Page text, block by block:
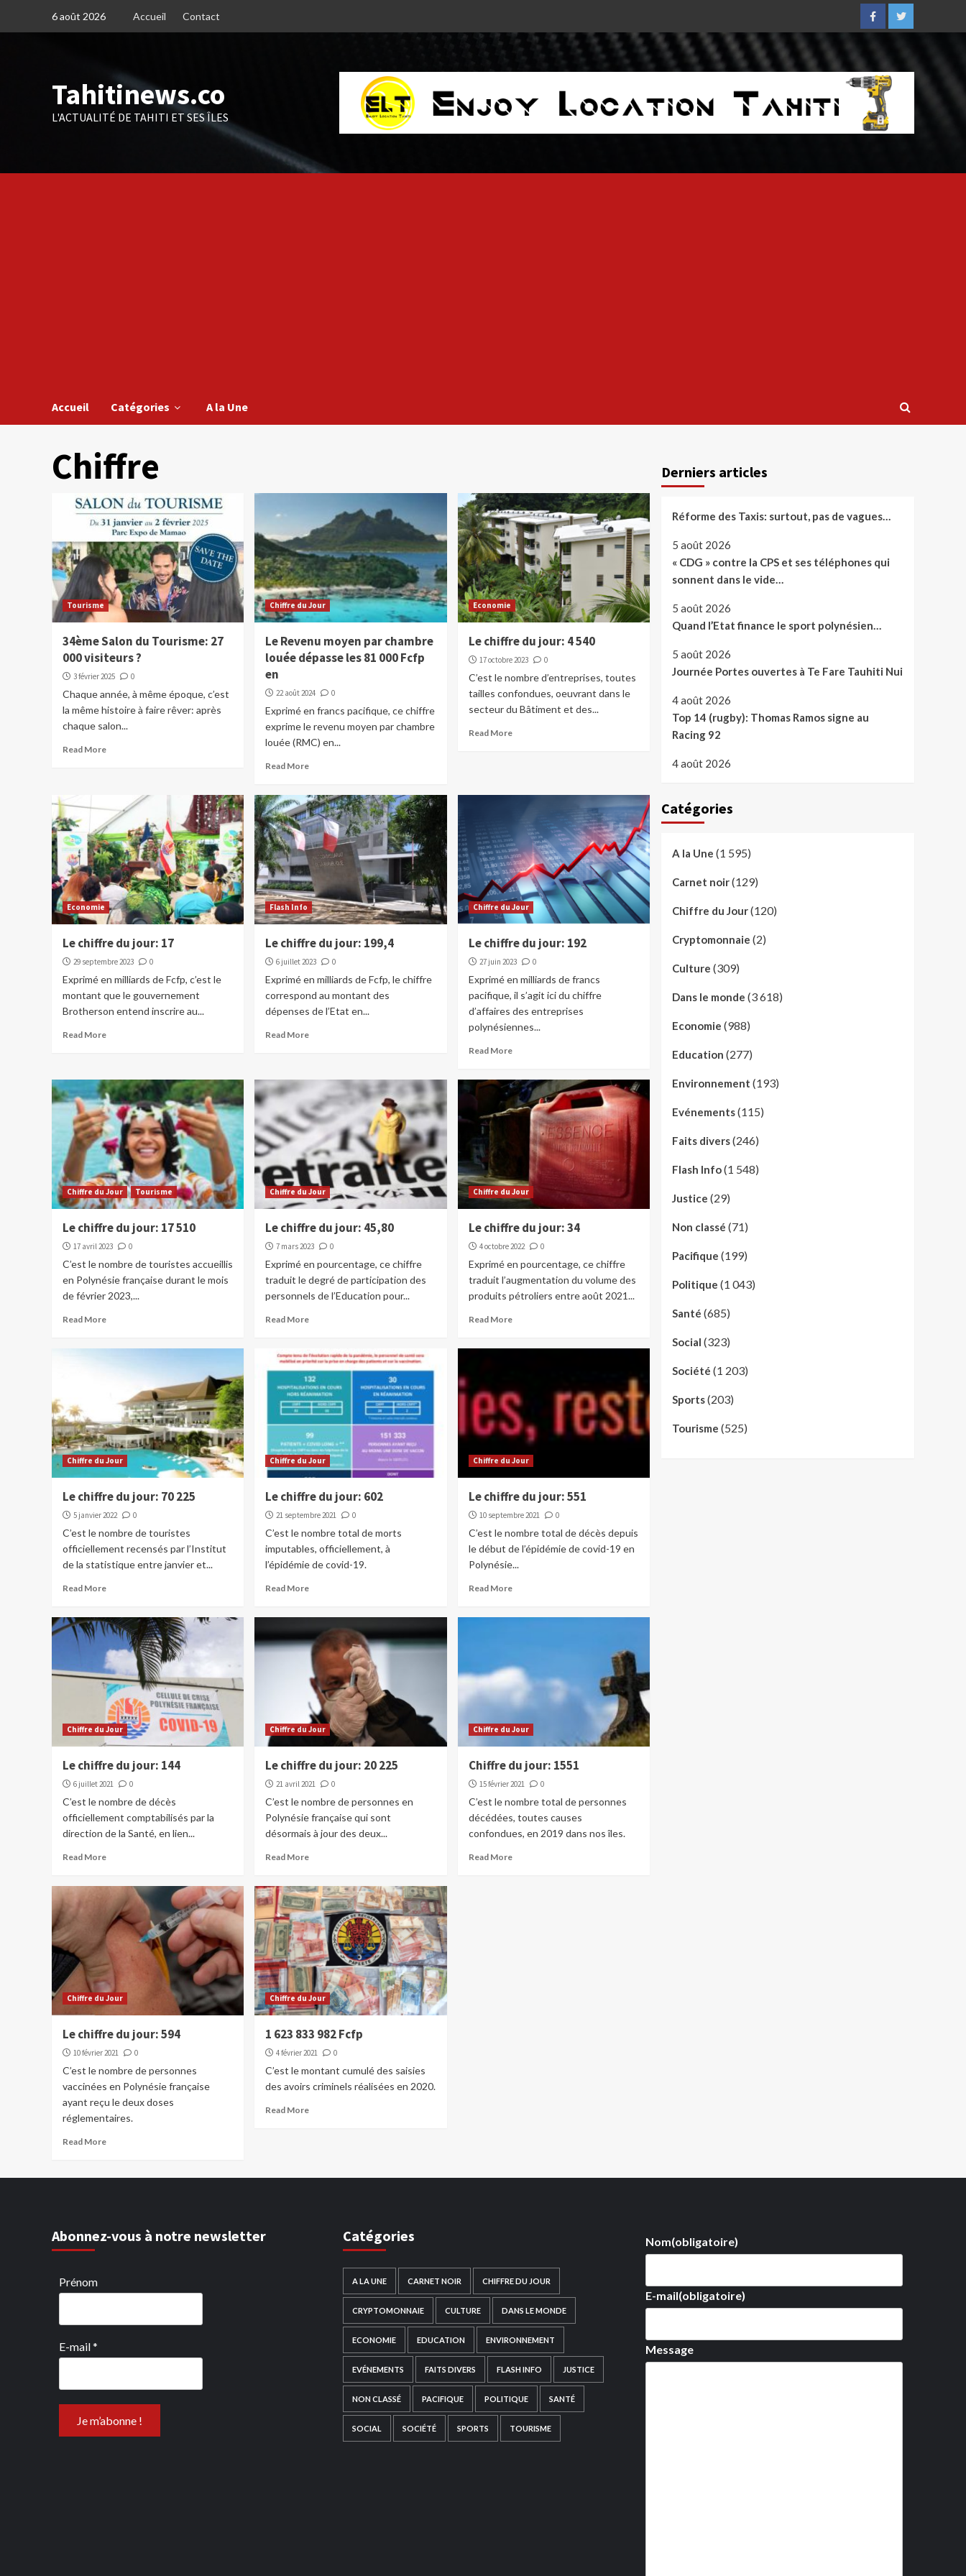
6 août 2026 Accueil Contact
FacebookTwitter
Tahitinews.co
L'ACTUALITÉ DE TAHITI ET SES ÎLES
Accueil Catégories A la Une
Chiffre
Tourisme
34ème Salon du Tourisme: 27
000 visiteurs ?
3 février 2025 0
Chaque année, à même époque, c’est
la même histoire à faire rêver: après
chaque salon...
Read More
Chiffre du Jour
Le Revenu moyen par chambre
louée dépasse les 81 000 Fcfp
en
22 août 2024 0
Exprimé en francs pacifique, ce chiffre
exprime le revenu moyen par chambre
louée (RMC) en...
Read More
Economie
Le chiffre du jour: 4 540
17 octobre 2023 0
C’est le nombre d’entreprises, toutes
tailles confondues, oeuvrant dans le
secteur du Bâtiment et des...
Read More
Economie
Le chiffre du jour: 17
29 septembre 2023 0
Exprimé en milliards de Fcfp, c’est le
montant que le gouvernement
Brotherson entend inscrire au...
Read More
Flash Info
Le chiffre du jour: 199,4
6 juillet 2023 0
Exprimé en milliards de Fcfp, le chiffre
correspond au montant des
dépenses de l’Etat en...
Read More
Chiffre du Jour
Le chiffre du jour: 192
27 juin 2023 0
Exprimé en milliards de francs
pacifique, il s’agit ici du chiffre
d’affaires des entreprises
polynésiennes...
Read More
Chiffre du Jour Tourisme
Le chiffre du jour: 17 510
17 avril 2023 0
C’est le nombre de touristes accueillis
en Polynésie française durant le mois
de février 2023,...
Read More
Chiffre du Jour
Le chiffre du jour: 45,80
7 mars 2023 0
Exprimé en pourcentage, ce chiffre
traduit le degré de participation des
personnels de l’Education pour...
Read More
Chiffre du Jour
Le chiffre du jour: 34
4 octobre 2022 0
Exprimé en pourcentage, ce chiffre
traduit l’augmentation du volume des
produits pétroliers entre août 2021...
Read More
Chiffre du Jour
Le chiffre du jour: 70 225
5 janvier 2022 0
C’est le nombre de touristes
officiellement recensés par l’Institut
de la statistique entre janvier et...
Read More
Chiffre du Jour
Le chiffre du jour: 602
21 septembre 2021 0
C’est le nombre total de morts
imputables, officiellement, à
l’épidémie de covid-19.
Read More
Chiffre du Jour
Le chiffre du jour: 551
10 septembre 2021 0
C’est le nombre total de décès depuis
le début de l’épidémie de covid-19 en
Polynésie...
Read More
Chiffre du Jour
Le chiffre du jour: 144
6 juillet 2021 0
C’est le nombre de décès
officiellement comptabilisés par la
direction de la Santé, en lien...
Read More
Chiffre du Jour
Le chiffre du jour: 20 225
21 avril 2021 0
C’est le nombre de personnes en
Polynésie française qui sont
désormais à jour des deux...
Read More
Chiffre du Jour
Chiffre du jour: 1551
15 février 2021 0
C’est le nombre total de personnes
décédées, toutes causes
confondues, en 2019 dans nos îles.
Read More
Chiffre du Jour
Le chiffre du jour: 594
10 février 2021 0
C’est le nombre de personnes
vaccinées en Polynésie française
ayant reçu le deux doses
réglementaires.
Read More
Chiffre du Jour
1 623 833 982 Fcfp
4 février 2021 0
C’est le montant cumulé des saisies
des avoirs criminels réalisées en 2020.
Read More
Derniers articles
Réforme des Taxis: surtout, pas de vagues…
5 août 2026
« CDG » contre la CPS et ses téléphones qui
sonnent dans le vide…
5 août 2026
Quand l’Etat finance le sport polynésien…
5 août 2026
Journée Portes ouvertes à Te Fare Tauhiti Nui
4 août 2026
Top 14 (rugby): Thomas Ramos signe au
Racing 92
4 août 2026
Catégories
A la Une (1 595)
Carnet noir(129)
Chiffre du Jour(120)
Cryptomonnaie (2)
Culture (309)
Dans le monde (3 618)
Economie (988)
Education (277)
Environnement (193)
Evénements(115)
Faits divers(246)
Flash Info(1 548)
Justice (29)
Non classé (71)
Pacifique (199)
Politique (1 043)
Santé (685)
Social (323)
Société (1 203)
Sports(203)
Tourisme (525)
Abonnez-vous à notre newsletter
Prénom
E-mail*
Catégories
A LA UNE CARNET NOIR CHIFFRE DU JOUR
CRYPTOMONNAIE CULTURE DANS LE MONDE
ECONOMIE EDUCATION ENVIRONNEMENT
EVÉNEMENTS FAITS DIVERS FLASH INFO JUSTICE
NON CLASSÉ PACIFIQUE POLITIQUE SANTÉ
SOCIAL SOCIÉTÉ SPORTS TOURISME
Nom(obligatoire)
E-mail(obligatoire)
Message